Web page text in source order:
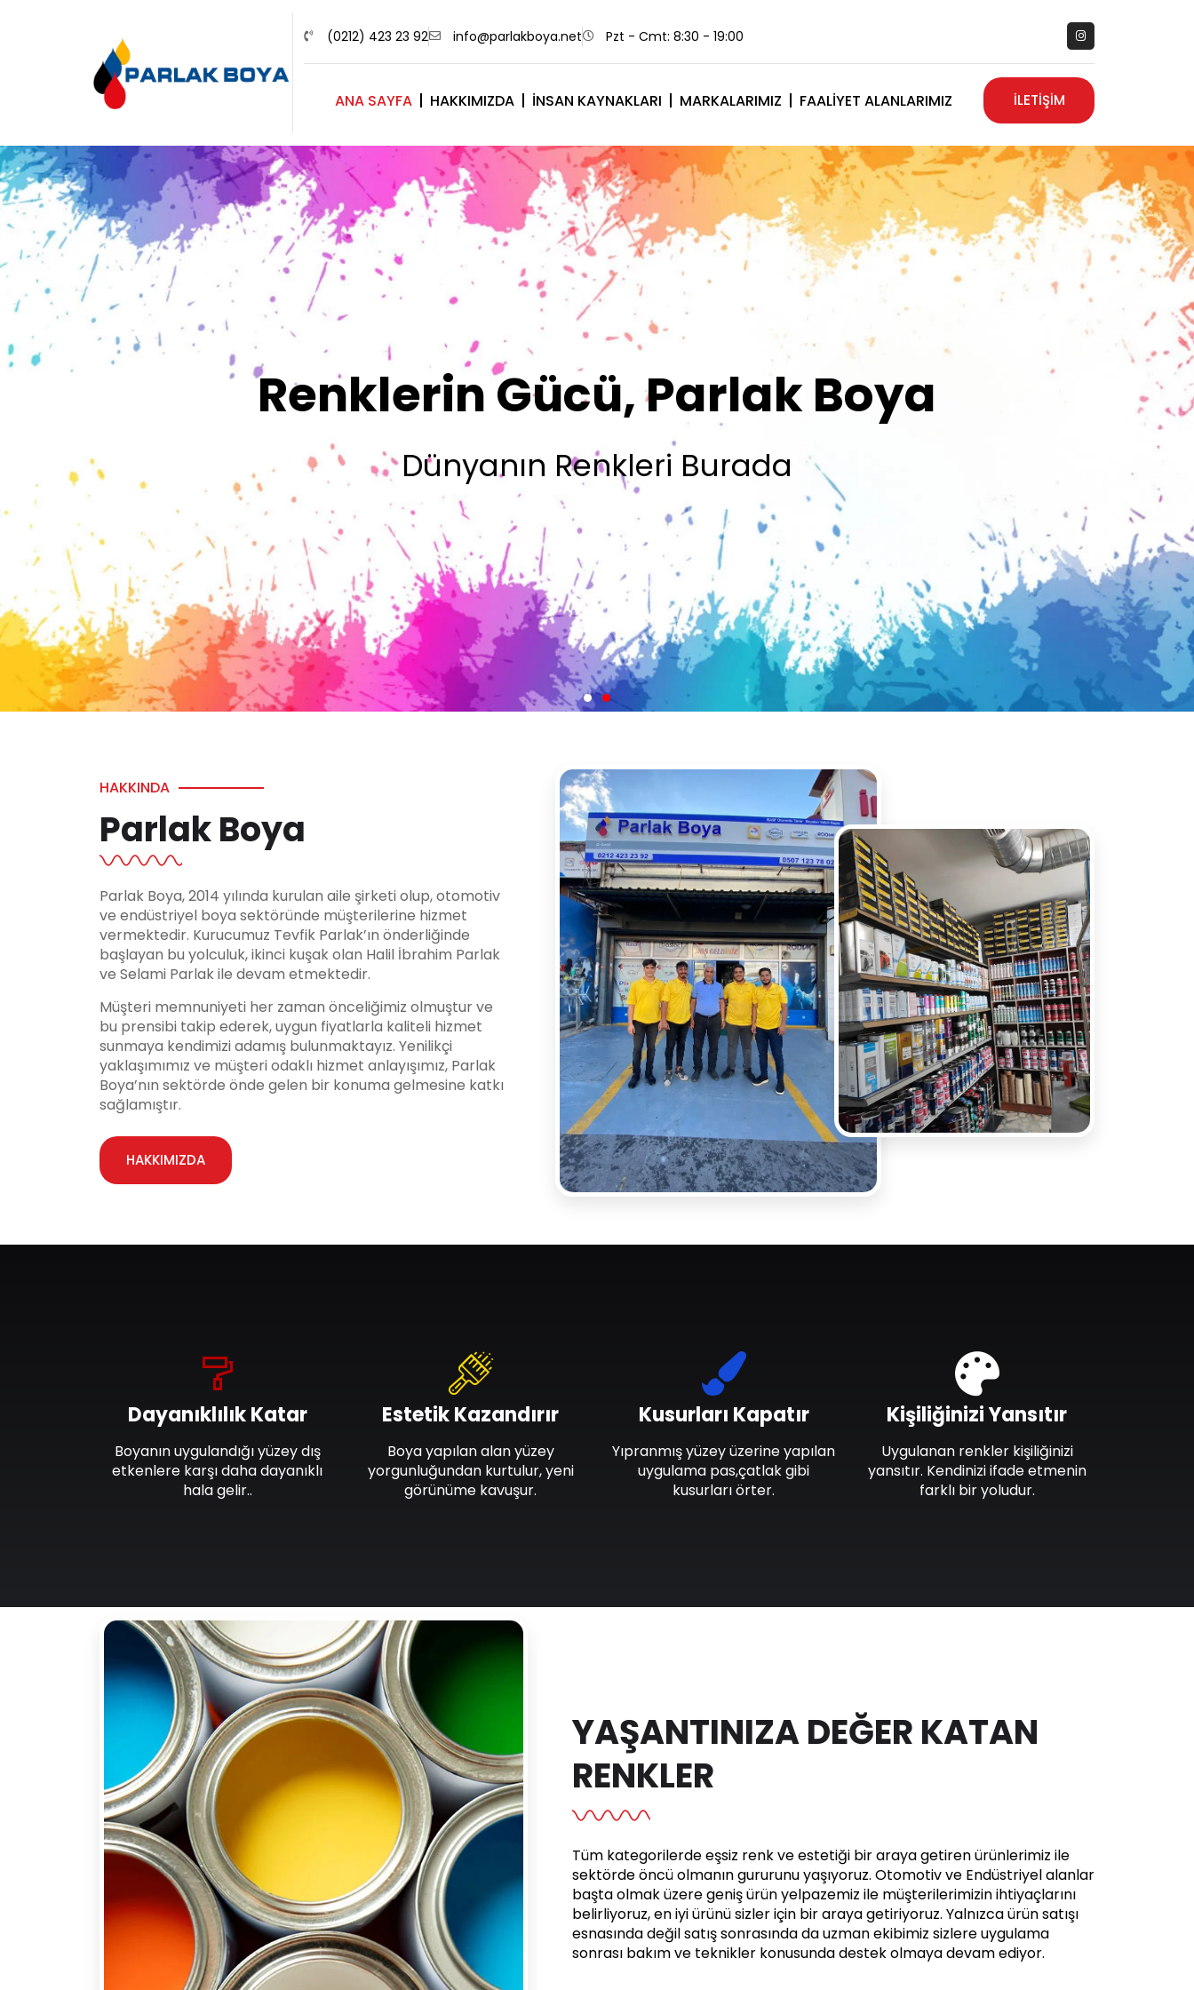
(0212) 423 23 92 info@parlakboya.net Pzt - Cmt: 8:30 - 19:00
ANA SAYFA HAKKIMIZDA İNSAN KAYNAKLARI MARKALARIMIZ FAALIYET ALANLARIMIZ İLETİŞİM
Renklerimiz Sizin İmzanız
Olsun
HAKKINDA
Parlak Boya
Parlak Boya, 2014 yılında kurulan aile şirketi olup, otomotiv
ve endüstriyel boya sektöründe müşterilerine hizmet
vermektedir. Kurucumuz Tevfik Parlak’ın önderliğinde
başlayan bu yolculuk, ikinci kuşak olan Halil İbrahim Parlak
ve Selami Parlak ile devam etmektedir.
Müşteri memnuniyeti her zaman önceliğimiz olmuştur ve
bu prensibi takip ederek, uygun fiyatlarla kaliteli hizmet
sunmaya kendimizi adamış bulunmaktayız. Yenilikçi
yaklaşımımız ve müşteri odaklı hizmet anlayışımız, Parlak
Boya’nın sektörde önde gelen bir konuma gelmesine katkı
sağlamıştır.
HAKKIMIZDA
Dayanıklılık Katar
Boyanın uygulandığı yüzey dış
etkenlere karşı daha dayanıklı
hala gelir..
Estetik Kazandırır
Boya yapılan alan yüzey
yorgunluğundan kurtulur, yeni
görünüme kavuşur.
Kusurları Kapatır
Yıpranmış yüzey üzerine yapılan
uygulama pas,çatlak gibi
kusurları örter.
Kişiliğinizi Yansıtır
Uygulanan renkler kişiliğinizi
yansıtır. Kendinizi ifade etmenin
farklı bir yoludur.
YAŞANTINIZA DEĞER KATAN
RENKLER
Tüm kategorilerde eşsiz renk ve estetiği bir araya getiren ürünlerimiz ile
sektörde öncü olmanın gururunu yaşıyoruz. Otomotiv ve Endüstriyel alanlar
başta olmak üzere geniş ürün yelpazemiz ile müşterilerimizin ihtiyaçlarını
belirliyoruz, en iyi ürünü sizler için bir araya getiriyoruz. Yalnızca ürün satışı
esnasında değil satış sonrasında da uzman ekibimiz sizlere uygulama
sonrası bakım ve teknikler konusunda destek olmaya devam ediyor.